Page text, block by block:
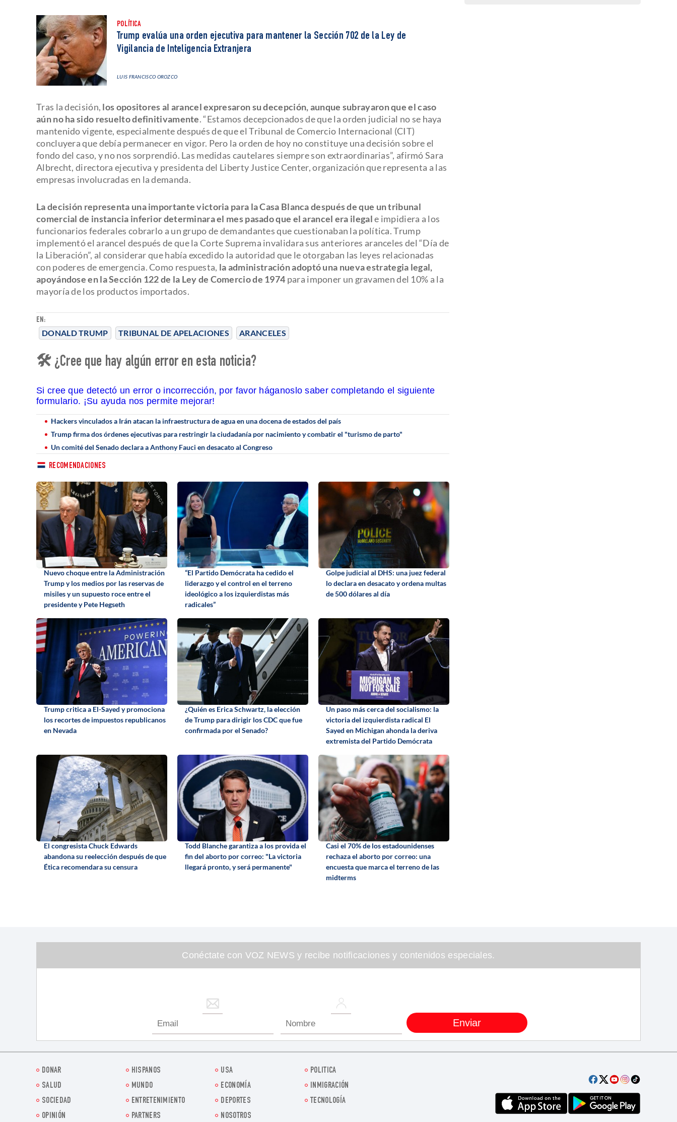
EN:
DONALD TRUMP TRIBUNAL DE APELACIONES ARANCELES
POLÍTICA
Trump evalúa una orden ejecutiva para mantener la Sección 702 de la Ley de
Vigilancia de Inteligencia Extranjera
LUIS FRANCISCO OROZCO
Tras la decisión, los opositores al arancel expresaron su decepción, aunque subrayaron que el caso
aún no ha sido resuelto definitivamente. “Estamos decepcionados de que la orden judicial no se haya
mantenido vigente, especialmente después de que el Tribunal de Comercio Internacional (CIT)
concluyera que debía permanecer en vigor. Pero la orden de hoy no constituye una decisión sobre el
fondo del caso, y no nos sorprendió. Las medidas cautelares siempre son extraordinarias”, afirmó Sara
Albrecht, directora ejecutiva y presidenta del Liberty Justice Center, organización que representa a las
empresas involucradas en la demanda.
La decisión representa una importante victoria para la Casa Blanca después de que un tribunal
comercial de instancia inferior determinara el mes pasado que el arancel era ilegale impidiera a los
funcionarios federales cobrarlo a un grupo de demandantes que cuestionaban la política. Trump
implementó el arancel después de que la Corte Suprema invalidara sus anteriores aranceles del “Día de
la Liberación”, al considerar que había excedido la autoridad que le otorgaban las leyes relacionadas
con poderes de emergencia. Como respuesta, la administración adoptó una nueva estrategia legal,
apoyándose en la Sección 122 de la Ley de Comercio de 1974 para imponer un gravamen del 10% a la
mayoría de los productos importados.
🛠 ¿Cree que hay algún error en esta noticia?
Si cree que detectó un error o incorrección, por favor háganoslo saber completando el siguiente
formulario. ¡Su ayuda nos permite mejorar!
Hackers vinculados a Irán atacan la infraestructura de agua en una docena de estados del país
Trump firma dos órdenes ejecutivas para restringir la ciudadanía por nacimiento y combatir el "turismo de parto"
Un comité del Senado declara a Anthony Fauci en desacato al Congreso
RECOMENDACIONES
Nuevo choque entre la Administración
Trump y los medios por las reservas de
misiles y un supuesto roce entre el
presidente y Pete Hegseth
“El Partido Demócrata ha cedido el
liderazgo y el control en el terreno
ideológico a los izquierdistas más
radicales”
Golpe judicial al DHS: una juez federal
lo declara en desacato y ordena multas
de 500 dólares al día
Trump critica a El-Sayed y promociona
los recortes de impuestos republicanos
en Nevada
¿Quién es Erica Schwartz, la elección
de Trump para dirigir los CDC que fue
confirmada por el Senado?
Un paso más cerca del socialismo: la
victoria del izquierdista radical El
Sayed en Michigan ahonda la deriva
extremista del Partido Demócrata
El congresista Chuck Edwards
abandona su reelección después de que
Ética recomendara su censura
Todd Blanche garantiza a los provida el
fin del aborto por correo: "La victoria
llegará pronto, y será permanente"
Casi el 70% de los estadounidenses
rechaza el aborto por correo: una
encuesta que marca el terreno de las
midterms
Conéctate con VOZ NEWS y recibe notificaciones y contenidos especiales.
DONAR HISPANOS USA
POLITICA
SALUD
MUNDO ECONOMÍA
INMIGRACIÓN
SOCIEDAD
ENTRETENIMIENTO DEPORTES
TECNOLOGÍA
OPINIÓN
PARTNERS NOSOTROS